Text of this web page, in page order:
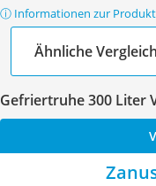
ⓘ Informationen zur
Ähnliche
Gefriertruhe 300 Liter